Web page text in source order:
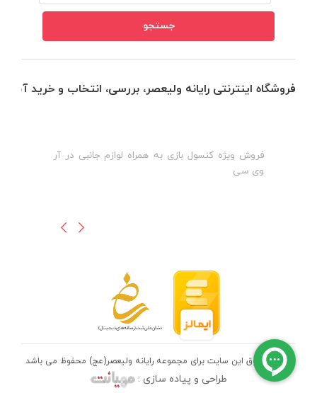
فروشگاه اینترنتی رایانه ولیعصر، بررسی، انتخاب و خرید
فروش ویژه کنسول بازی به همراه لوازم جانبی در آر
وی سی
تمامی حقوق این سایت برای مجموعه رایانه ولیعصر(عج) محفوظ می باشد
طراحی و پیاده سازی :